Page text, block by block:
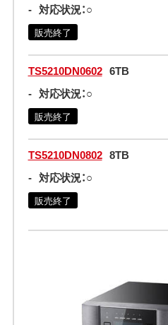
- 対応状況：○
販売終了
TS5210DN0602 6TB
- 対応状況：○
販売終了
TS5210DN0802 8TB
- 対応状況：○
販売終了